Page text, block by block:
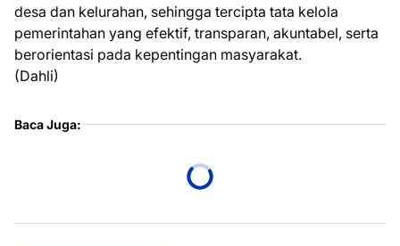
desa dan kelurahan, sehingga tercipta tata kelola
pemerintahan yang efektif, transparan, akuntabel, serta
berorientasi pada kepentingan masyarakat.
(Dahli)
Baca Juga: